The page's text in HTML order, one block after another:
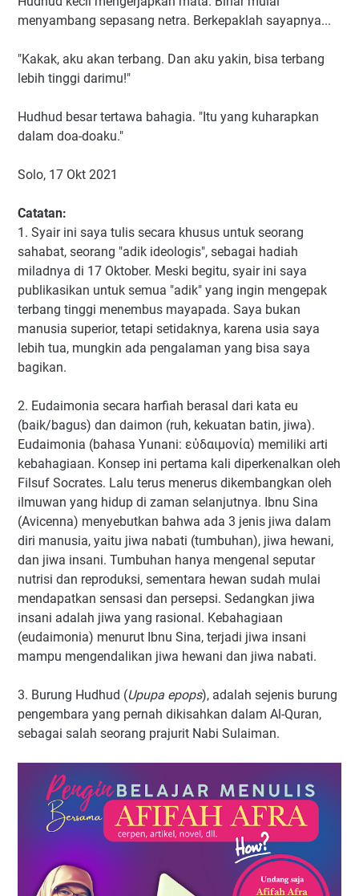
menyambang sepasang netra. Berkepaklah sayapnya...
"Kakak, aku akan terbang. Dan aku yakin, bisa terbang
lebih tinggi darimu!"
Hudhud besar tertawa bahagia. "Itu yang kuharapkan
dalam doa-doaku."
Solo, 17 Okt 2021
Catatan:
1. Syair ini saya tulis secara khusus untuk seorang
sahabat, seorang "adik ideologis", sebagai hadiah
miladnya di 17 Oktober. Meski begitu, syair ini saya
publikasikan untuk semua "adik" yang ingin mengepak
terbang tinggi menembus mayapada. Saya bukan
manusia superior, tetapi setidaknya, karena usia saya
lebih tua, mungkin ada pengalaman yang bisa saya
bagikan.
2. Eudaimonia secara harfiah berasal dari kata eu
(baik/bagus) dan daimon (ruh, kekuatan batin, jiwa).
Eudaimonia (bahasa Yunani: εὐδαιμονία) memiliki arti
kebahagiaan. Konsep ini pertama kali diperkenalkan oleh
Filsuf Socrates. Lalu terus menerus dikembangkan oleh
ilmuwan yang hidup di zaman selanjutnya. Ibnu Sina
(Avicenna) menyebutkan bahwa ada 3 jenis jiwa dalam
diri manusia, yaitu jiwa nabati (tumbuhan), jiwa hewani,
dan jiwa insani. Tumbuhan hanya mengenal seputar
nutrisi dan reproduksi, sementara hewan sudah mulai
mendapatkan sensasi dan persepsi. Sedangkan jiwa
insani adalah jiwa yang rasional. Kebahagiaan
(eudaimonia) menurut Ibnu Sina, terjadi jiwa insani
mampu mengendalikan jiwa hewani dan jiwa nabati.
3. Burung Hudhud (Upupa epops), adalah sejenis burung
pengembara yang pernah dikisahkan dalam Al-Quran,
sebagai salah seorang prajurit Nabi Sulaiman.